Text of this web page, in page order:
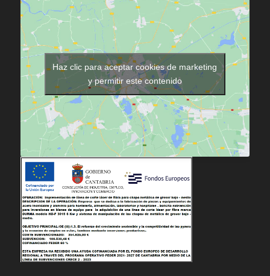
Haz clic para aceptar cookies de marketing
y permitir este contenido